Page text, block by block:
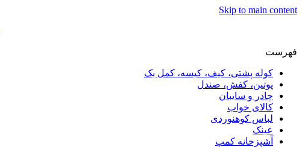
Skip to main content
فهرست
کوله پشتی، کیف، کیسه، کمل بک
پوتین، کفش، صندل
چادر و سایبان
کالای خواب
لباس کوهنوردی
عینک
آشپزخانه کمپ